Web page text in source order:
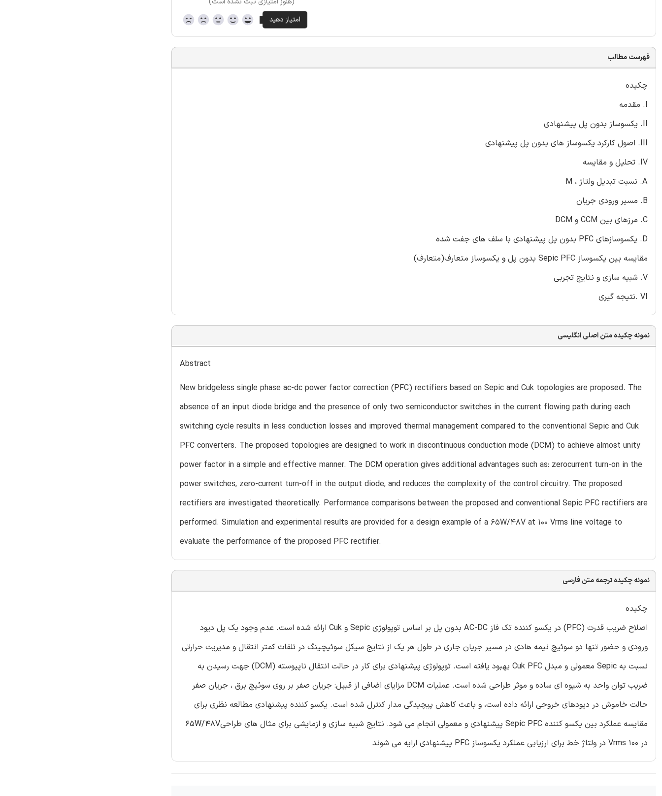
فهرست مطالب
چکیده
I. مقدمه
II. یکسوساز بدون پل پیشنهادی
III. اصول کارکرد یکسوساز های بدون پل پیشنهادی
IV. تحلیل و مقایسه
A. نسبت تبدیل ولتاژ ، M
B. مسیر ورودی جریان
C. مرزهای بین CCM و DCM
D. یکسوسازهای PFC بدون پل پیشنهادی با سلف های جفت شده
مقایسه بین یکسوساز Sepic PFC بدون پل و یکسوساز متعارف(متعارف)
V. شبیه سازی و نتایج تجربی
VI .نتیجه گیری
نمونه چکیده متن اصلی انگلیسی
Abstract
New bridgeless single phase ac-dc power factor correction (PFC) rectifiers based on Sepic and Cuk topologies are proposed. The
absence of an input diode bridge and the presence of only two semiconductor switches in the current flowing path during each
switching cycle results in less conduction losses and improved thermal management compared to the conventional Sepic and Cuk
PFC converters. The proposed topologies are designed to work in discontinuous conduction mode (DCM) to achieve almost unity
power factor in a simple and effective manner. The DCM operation gives additional advantages such as: zerocurrent turn-on in the
power switches, zero-current turn-off in the output diode, and reduces the complexity of the control circuitry. The proposed
rectifiers are investigated theoretically. Performance comparisons between the proposed and conventional Sepic PFC rectifiers are
performed. Simulation and experimental results are provided for a design example of a 65W/48V at 100 Vrms line voltage to
evaluate the performance of the proposed PFC rectifier.
نمونه چکیده ترجمه متن فارسی
چکیده
اصلاح ضریب قدرت (PFC) در یکسو کننده تک فاز AC-DC بدون پل بر اساس توپولوژی Sepic و Cuk ارائه شده است. عدم وجود یک پل دیود
ورودی و حضور تنها دو سوئیچ نیمه هادی در مسیر جریان جاری در طول هر یک از نتایج سیکل سوئیچینگ در تلفات کمتر انتقال و مدیریت حرارتی
نسبت به Sepic معمولی و مبدل Cuk PFC بهبود یافته است. توپولوژی پیشنهادی برای کار در حالت انتقال ناپیوسته (DCM) جهت رسیدن به
ضریب توان واحد به شیوه ای ساده و موثر طراحی شده است. عملیات DCM مزایای اضافی از قبیل: جریان صفر بر روی سوئیچ برق ، جریان صفر
حالت خاموش در دیودهای خروجی ارائه داده است، و باعث کاهش پیچیدگی مدار کنترل شده است. یکسو کننده پیشنهادی مطالعه نظری برای
مقایسه عملکرد بین یکسو کننده Sepic PFC پیشنهادی و معمولی انجام می شود. نتایج شبیه سازی و ازمایشی برای مثال های طراحی65W/48V
در 100 Vrms در ولتاژ خط برای ارزیابی عملکرد یکسوساز PFC پیشنهادی ارایه می شوند